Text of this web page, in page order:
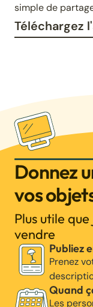
simple de
Téléchargez
Donnez
vos
Plus utile
vendre
Publiez
Prenez
Quand
Les